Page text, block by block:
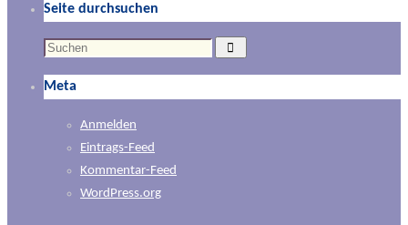
Seite durchsuchen
Suchen
Suchen
Meta
Anmelden
Eintrags-Feed
Kommentar-Feed
WordPress.org